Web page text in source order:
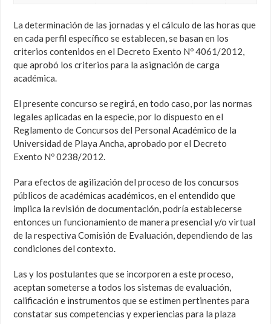
La determinación de las jornadas y el cálculo de las horas que
en cada perfil específico se establecen, se basan en los
criterios contenidos en el Decreto Exento Nº 4061/2012,
que aprobó los criterios para la asignación de carga
académica.
El presente concurso se regirá, en todo caso, por las normas
legales aplicadas en la especie, por lo dispuesto en el
Reglamento de Concursos del Personal Académico de la
Universidad de Playa Ancha, aprobado por el Decreto
Exento Nº 0238/2012.
Para efectos de agilización del proceso de los concursos
públicos de académicas académicos, en el entendido que
implica la revisión de documentación, podría establecerse
entonces un funcionamiento de manera presencial y/o virtual
de la respectiva Comisión de Evaluación, dependiendo de las
condiciones del contexto.
Las y los postulantes que se incorporen a este proceso,
aceptan someterse a todos los sistemas de evaluación,
calificación e instrumentos que se estimen pertinentes para
constatar sus competencias y experiencias para la plaza